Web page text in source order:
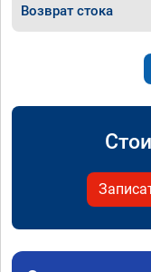
Возврат стока